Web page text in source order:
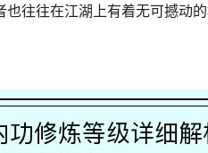
往往在江湖上有着无可撼动